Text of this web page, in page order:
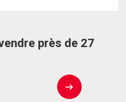
près de 27